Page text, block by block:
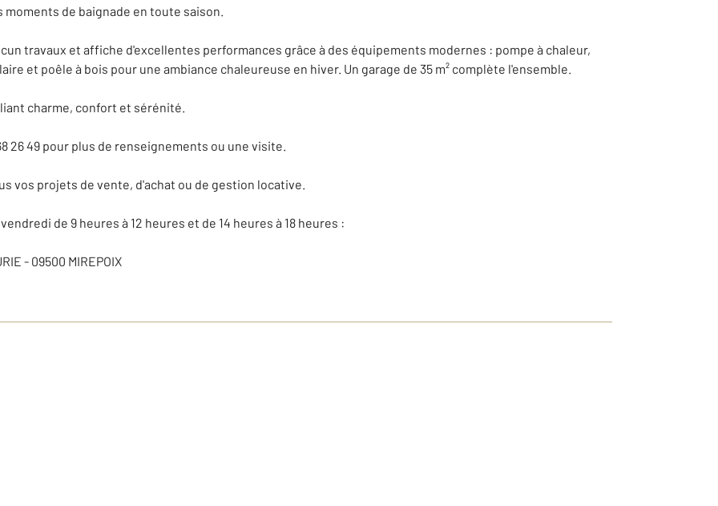
moments de baignade en toute saison.
travaux et affiche d'excellentes performances grâce à des équipements modernes : pompe à chaleur,
et poêle à bois pour une ambiance chaleureuse en hiver. Un garage de 35 m² complète l'ensemble.
charme, confort et sérénité.
26 49 pour plus de renseignements ou une visite.
vos projets de vente, d'achat ou de gestion locative.
de 9 heures à 12 heures et de 14 heures à 18 heures :
- 09500 MIREPOIX